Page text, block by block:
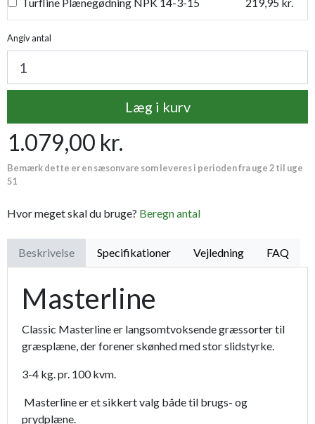
Turfline Plænekalk + gødning NPK 11-2-4
Plantetorvets grønne vandingspose 75 liter
Perfekt Plæne - vedligeholdelse
Proffesionel vandingspose 100 liter
Havens Perlekalk 15 KG. 69,95 kr.
Plænedress fra Champost
Angiv antal
Læg i kurv
1.079,00 kr.
Bemærk dette er en sæsonvare som leveres i perioden fra uge 2 til uge
51
Hvor meget skal du bruge? Beregn antal
Beskrivelse Specifikationer Vejledning FAQ
Masterline
Classic Masterline er langsomtvoksende græssorter til
græsplæne, der forener skønhed med stor slidstyrke.
3-4 kg. pr. 100 kvm.
Masterline er et sikkert valg både til brugs- og
prydplæne.